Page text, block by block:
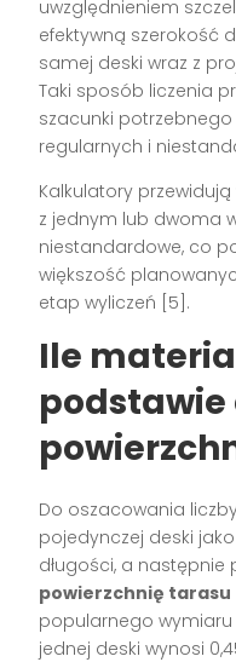
uwzględnieniem
efektywną szerokość
samej deski wraz z
Taki sposób liczenia
szacunki potrzebnego
regularnych i
Kalkulatory
z jednym lub dwoma
niestandardowe, co
większość
etap wyliczeń [5].
Ile
podstawie
Do oszacowania
pojedynczej deski
długości, a następnie
powierzchnię tarasu
popularnego wymiaru
jednej deski wynosi